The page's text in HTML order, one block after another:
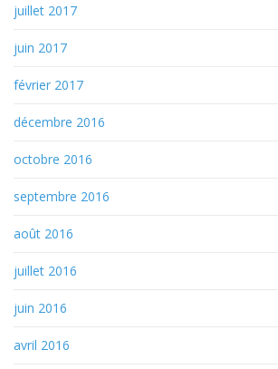
juillet 2017
juin 2017
février 2017
décembre 2016
octobre 2016
septembre 2016
août 2016
juillet 2016
juin 2016
avril 2016